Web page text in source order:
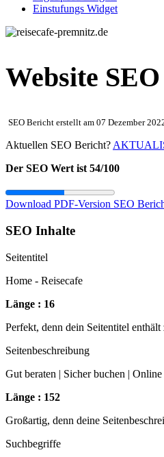
Einstufungs Widget
Website
SEO Bericht erstellt am 07 Dezember
Aktuellen SEO Bericht?
Der SEO Wert ist 54/100
Download PDF-Version SEO
SEO Inhalte
Seitentitel
Home - Reisecafe
Länge : 16
Perfekt, denn dein Seitentitel
Seitenbeschreibung
Gut beraten | Sicher buchen |
Länge : 152
Großartig, denn deine
Suchbegriffe